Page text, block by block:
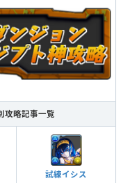
攻略記事一覧
試練イシス